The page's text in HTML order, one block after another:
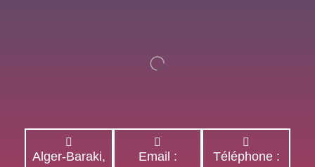
Alger-Baraki,
Email :
Téléphone :